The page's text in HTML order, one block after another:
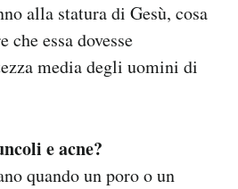
alla statura di Gesù, cosa
che essa dovesse
media degli uomini di
e acne?
quando un poro o un